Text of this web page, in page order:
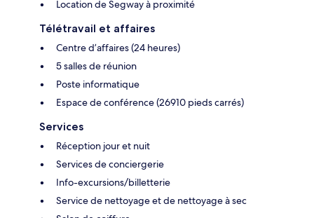
Location de Segway à proximité
Télétravail et affaires
Centre d’affaires (24 heures)
5 salles de réunion
Poste informatique
Espace de conférence (26910 pieds carrés)
Services
Réception jour et nuit
Services de conciergerie
Info-excursions/billetterie
Service de nettoyage et de nettoyage à sec